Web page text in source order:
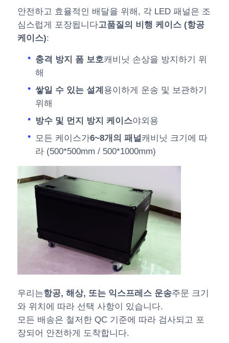
안전하고 효율적인 배달을 위해, 각 LED 패널은 조
심스럽게 포장됩니다고품질의 비행 케이스 (항공
케이스):
충격 방지 폼 보호캐비닛 손상을 방지하기 위
해
쌓일 수 있는 설계 용이하게 운송 및 보관하기
위해
방수 및 먼지 방지 케이스야외용
모든 케이스가6~8개의 패널 캐비닛 크기에 따
라 (500*500mm / 500*1000mm)
우리는항공, 해상, 또는 익스프레스 운송주문 크기
와 위치에 따라 선택 사항이 있습니다.
모든 배송은 철저한 QC 기준에 따라 검사되고 포
장되어 안전하게 도착합니다.